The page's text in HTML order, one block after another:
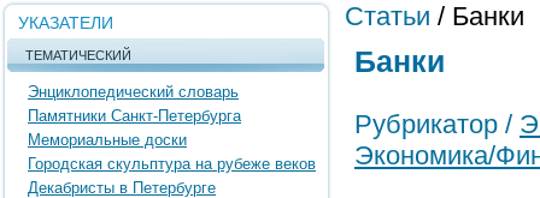
УКАЗАТЕЛИ
ТЕМАТИЧЕСКИЙ
Энциклопедический словарь
Памятники Санкт-Петербурга
Мемориальные доски
Городская скульптура на рубеже веков
Декабристы в Петербурге
Статьи / Банки
Банки
Рубрикатор /
Экономика/